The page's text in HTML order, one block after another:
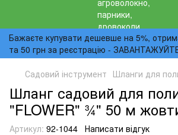
Бажаєте купувати дешевше на 5%,
та 50 грн за реєстрацію -
Садовий інструмент Шланги для
Шланг садовий для
"FLOWER" 3⁄4" 50 м
Артикул: 92-1044 Написати відгук